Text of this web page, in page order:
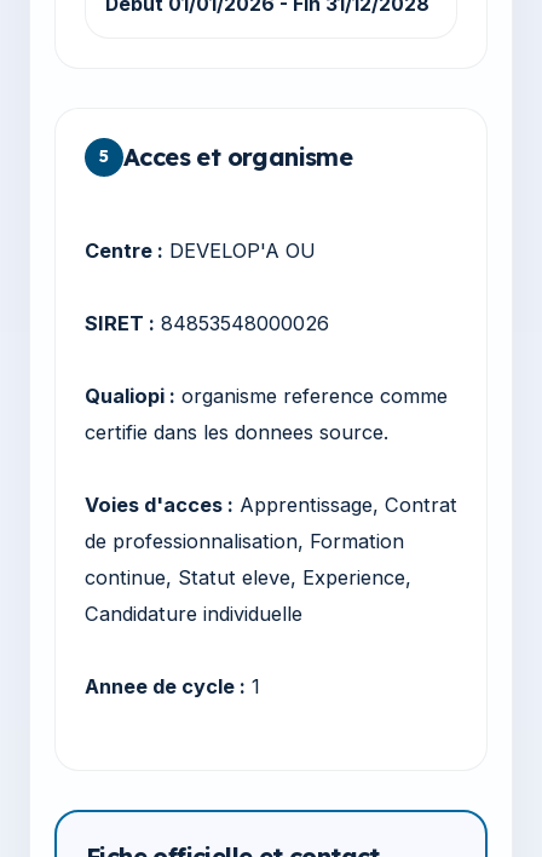
5 Acces et organisme
Centre : DEVELOP'A OU
SIRET : 84853548000026
Qualiopi : organisme reference comme
certifie dans les donnees source.
Voies d'acces : Apprentissage, Contrat
de professionnalisation, Formation
continue, Statut eleve, Experience,
Candidature individuelle
Annee de cycle : 1